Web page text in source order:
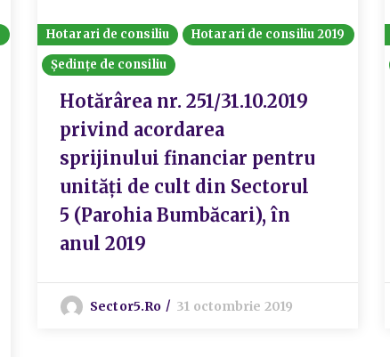
Hotarari de consiliu
Hotarari de consiliu 2019
Ședințe de consiliu
Hotărârea nr. 251/31.10.2019
privind acordarea
sprijinului financiar pentru
unități de cult din Sectorul
5 (Parohia Bumbăcari), în
anul 2019
Sector5.ro 31 octombrie 2019